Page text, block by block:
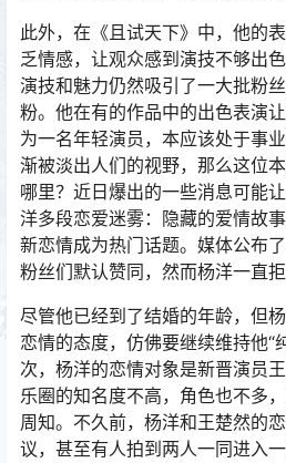
此外，在《且试天下》中，他的
乏情感，让观众感到演技不够出
演技和魅力仍然吸引了一大批粉
粉。他在有的作品中的出色表演
为一名年轻演员，本应该处于事
渐被淡出人们的视野，那么这位
哪里？近日爆出的一些消息可能
洋多段恋爱迷雾：隐藏的爱情故
新恋情成为热门话题。媒体公布
粉丝们默认赞同，然而杨洋一直拒
尽管他已经到了结婚的年龄，但
恋情的态度，仿佛要继续维持他“
次，杨洋的恋情对象是新晋演员
乐圈的知名度不高，角色也不多
周知。不久前，杨洋和王楚然的
议，甚至有人拍到两人一同进入